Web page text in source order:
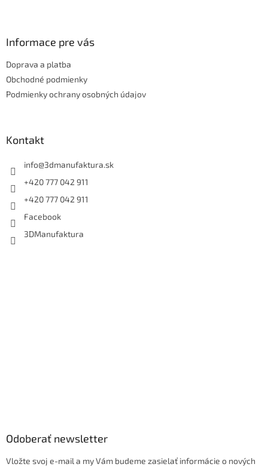
Informace pre vás
Doprava a platba
Obchodné podmienky
Podmienky ochrany osobných údajov
Kontakt
info@3dmanufaktura.sk
+420 777 042 911
+420 777 042 911
Facebook
3DManufaktura
Odoberať newsletter
Vložte svoj e-mail a my Vám budeme zasielať informácie o nových